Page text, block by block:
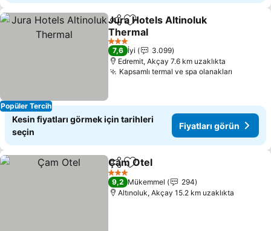
Popüler Tercih
PaylaşFavorilerime ekle
Jura Hotels Altinoluk
Thermal
3 Yıldız
7,6 İyi
3.099
Edremit, Akçay 7.6 km uzaklıkta
Kapsamlı termal ve spa olanakları
Kesin fiyatları görmek için tarihleri
seçin
Fiyatları görün
PaylaşFavorilerime ekle
Çam Otel
3 Yıldız
9,2 Mükemmel
294
Altınoluk, Akçay 15.2 km uzaklıkta